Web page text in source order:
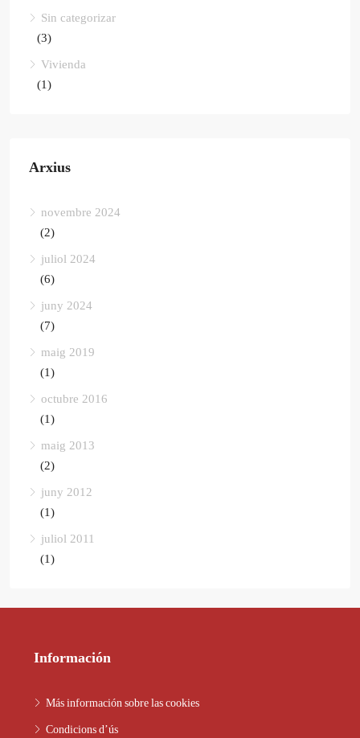
Sin categorizar
(3)
Vivienda
(1)
Arxius
novembre 2024
(2)
juliol 2024
(6)
juny 2024
(7)
maig 2019
(1)
octubre 2016
(1)
maig 2013
(2)
juny 2012
(1)
juliol 2011
(1)
Información
Más información sobre las cookies
Condicions d’ús